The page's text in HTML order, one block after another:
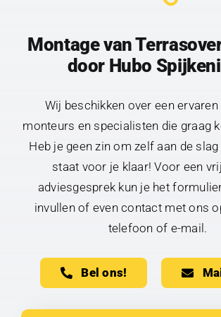
Montage van
door Hubo
Wij beschikken over een ervaren
monteurs en specialisten die graag
Heb je geen zin om zelf aan de slag
staat voor je klaar! Voor een
adviesgesprek kun je het
invullen of even contact met ons
telefoon of e-mail.
Bel ons!